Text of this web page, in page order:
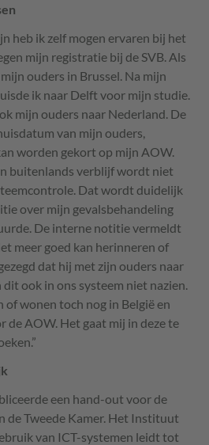
heb ik zelf mogen ervaren bij het
mijn registratie bij de SVB. Als
ouders in Brussel. Na mijn
ik naar Delft voor mijn studie.
mijn ouders naar Nederland. De
van mijn ouders,
worden gekort op mijn AOW.
buitenlands verblijf wordt niet
Dat wordt duidelijk
over mijn gevalsbehandeling
De interne notitie vermeldt
meer goed kan herinneren of
dat hij met zijn ouders naar
ook in ons systeem niet nazien.
of wonen toch nog in België en
de AOW. Het gaat mij in deze te
een hand-out voor de
de Tweede Kamer. Het Instituut
van ICT-systemen leidt tot